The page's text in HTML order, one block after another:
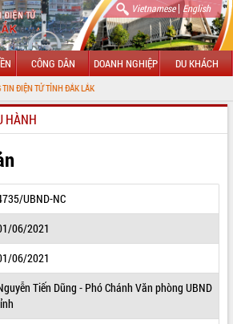
Vietnamese| English
CÔNG DÂN DOANH NGHIỆP DU KHÁCH
ĐẮK LẮK
HÀNH
UBND-NC
06/2021
06/2021
Tiến Dũng - Phó Chánh Văn phòng UBND